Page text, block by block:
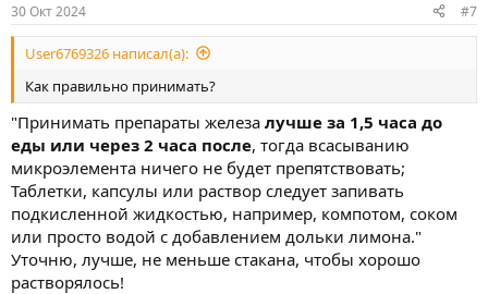
30 Окт 2024 #7
User6769326 написал(а):
Как правильно принимать?
"Принимать препараты железа лучше за 1,5 часа до
еды или через 2 часа после, тогда всасыванию
микроэлемента ничего не будет препятствовать;
Таблетки, капсулы или раствор следует запивать
подкисленной жидкостью, например, компотом, соком
или просто водой с добавлением дольки лимона."
Уточню, лучше, не меньше стакана, чтобы хорошо
растворялось!